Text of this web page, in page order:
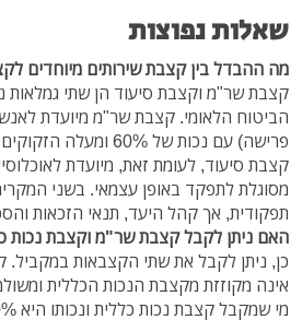
שאלות נפוצות
מה ההבדל בין קצבת שירותים מיוחדים
קצבת שר"מ וקצבת סיעוד הן שתי גמלאות
הביטוח הלאומי. קצבת שר"מ מיועדת
פרישה) עם נכות של 60%
מסוגלת לתפקד באופן עצמאי. בשני
תפקודית, אך קהל היעד, תנאי הזכאות
האם ניתן לקבל קצבת שר"מ וקצבת נכות
כן, ניתן לקבל את שתי הקצבאות במקביל.
אינה מקוזזת מקצבת הנכות הכללית